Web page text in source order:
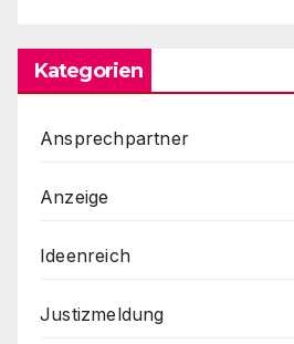
Kategorien
Ansprechpartner
Anzeige
Ideenreich
Justizmeldung